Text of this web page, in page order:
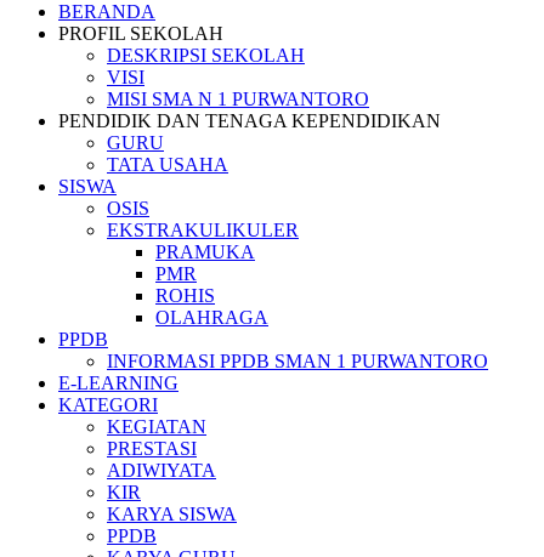
BERANDA
PROFIL SEKOLAH
DESKRIPSI SEKOLAH
VISI
MISI SMA N 1 PURWANTORO
PENDIDIK DAN TENAGA KEPENDIDIKAN
GURU
TATA USAHA
SISWA
OSIS
EKSTRAKULIKULER
PRAMUKA
PMR
ROHIS
OLAHRAGA
PPDB
INFORMASI PPDB SMAN 1 PURWANTORO
E-LEARNING
KATEGORI
KEGIATAN
PRESTASI
ADIWIYATA
KIR
KARYA SISWA
PPDB